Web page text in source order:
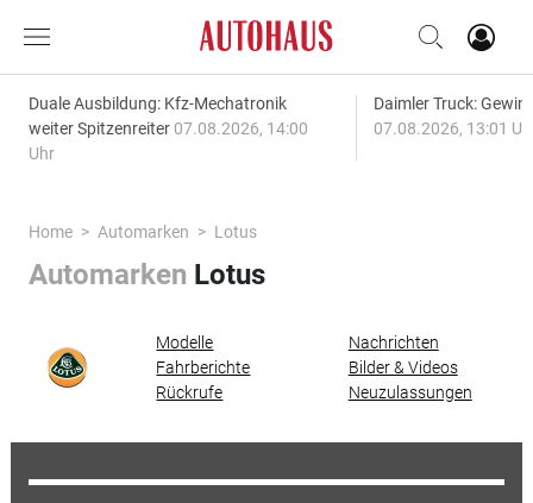
Duale Ausbildung: Kfz-Mechatronik
weiter Spitzenreiter 07.08.2026, 14:00
Uhr
Daimler Truck:
07.08.2026, 13:01
Home Automarken Lotus
Automarken Lotus
Modelle
Nachrichten
Fahrberichte
Bilder & Videos
Rückrufe
Neuzulassungen